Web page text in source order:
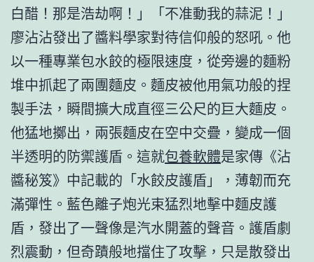
白醋！那是浩劫啊！」「不准動我的蒜泥！」
廖沾沾發出了醬料學家對待信仰般的怒吼。他
以一種專業包水餃的極限速度，從旁邊的麵粉
堆中抓起了兩團麵皮。麵皮被他用氣功般的捏
製手法，瞬間擴大成直徑三公尺的巨大麵皮。
他猛地擲出，兩張麵皮在空中交疊，變成一個
半透明的防禦護盾。這就包養軟體是家傳《沾
醬秘笈》中記載的「水餃皮護盾」，薄韌而充
滿彈性。藍色離子炮光束猛烈地擊中麵皮護
盾，發出了一聲像是汽水開蓋的聲音。護盾劇
烈震動，但奇蹟般地擋住了攻擊，只是散發出